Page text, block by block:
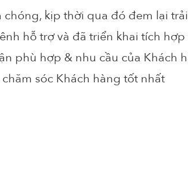
kịp thời qua đó đem lại
hỗ trợ và đã triển khai tích
phù hợp & nhu cầu của Khách
sóc Khách hàng tốt nhất